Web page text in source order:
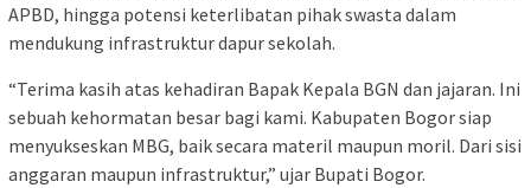
APBD, hingga potensi keterlibatan pihak swasta dalam
mendukung infrastruktur dapur sekolah.
“Terima kasih atas kehadiran Bapak Kepala BGN dan jajaran. Ini
sebuah kehormatan besar bagi kami. Kabupaten Bogor siap
menyukseskan MBG, baik secara materil maupun moril. Dari sisi
anggaran maupun infrastruktur,” ujar Bupati Bogor.